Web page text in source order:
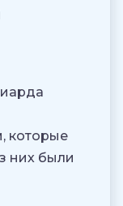
которые
них были